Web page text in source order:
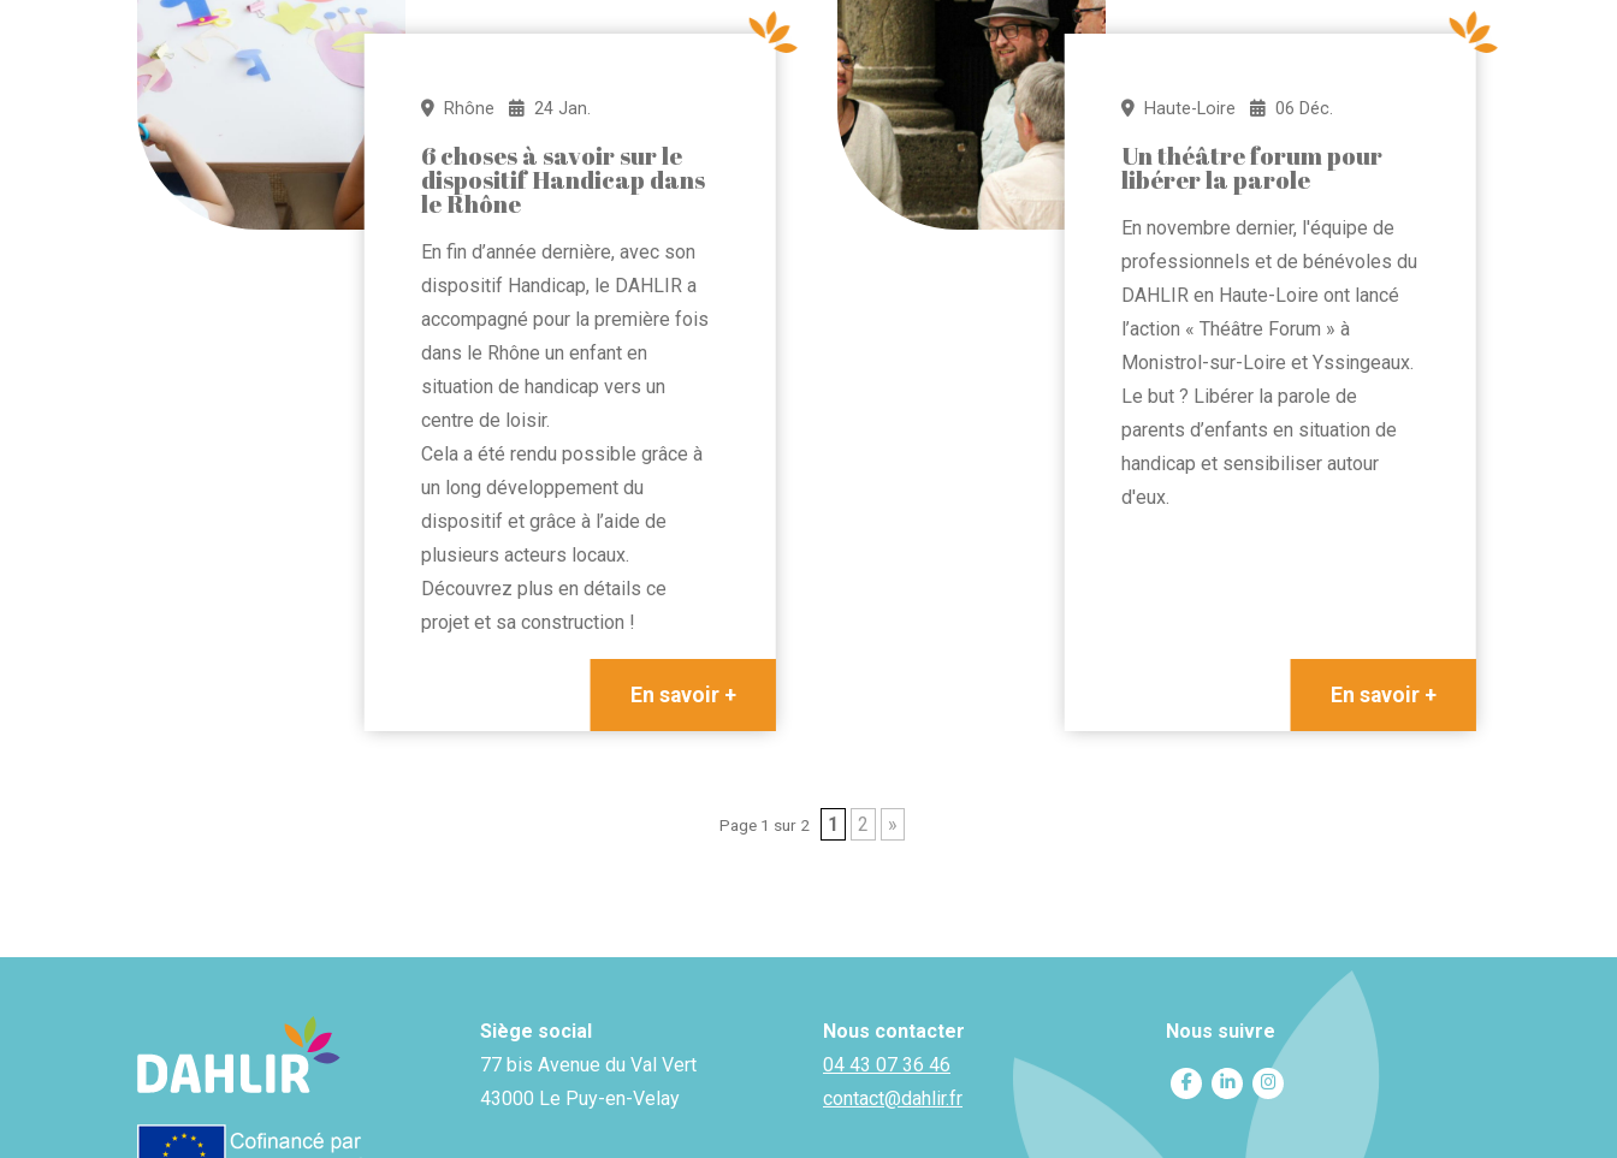
Rhône 24 Jan.
6 choses à savoir sur le
dispositif Handicap dans
le Rhône
En fin d’année dernière, avec son
dispositif Handicap, le DAHLIR a
accompagné pour la première fois
dans le Rhône un enfant en
situation de handicap vers un
centre de loisir.
Cela a été rendu possible grâce à
un long développement du
dispositif et grâce à l’aide de
plusieurs acteurs locaux.
Découvrez plus en détails ce
projet et sa construction !
En savoir +
Haute-Loire 06 Déc.
Un théâtre forum pour
libérer la parole
En novembre dernier, l'équipe de
professionnels et de bénévoles du
DAHLIR en Haute-Loire ont lancé
l’action « Théâtre Forum » à
Monistrol-sur-Loire et Yssingeaux.
Le but ? Libérer la parole de
parents d’enfants en situation de
handicap et sensibiliser autour
d'eux.
En savoir +
Page 1 sur 2 1 2 »
Siège social
77 bis Avenue du Val Vert
43000 Le Puy-en-Velay
Nous contacter
04 43 07 36 46
contact@dahlir.fr
Nous suivre